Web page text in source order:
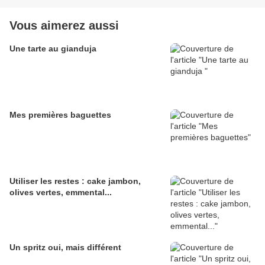
Vous aimerez aussi
Une tarte au gianduja
Mes premières baguettes
Utiliser les restes : cake jambon,
olives vertes, emmental...
Un spritz oui, mais différent